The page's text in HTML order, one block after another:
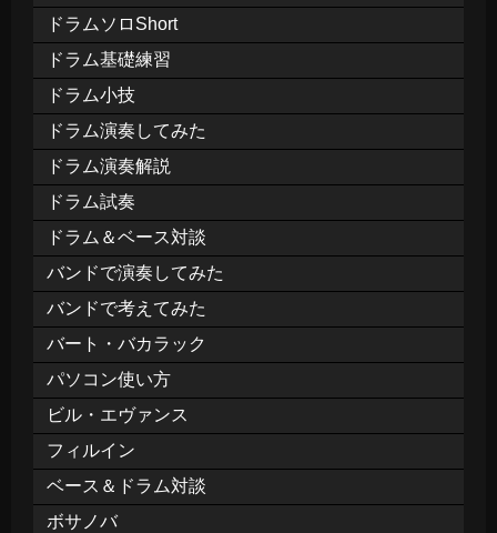
ドラムソロShort
ドラム基礎練習
ドラム小技
ドラム演奏してみた
ドラム演奏解説
ドラム試奏
ドラム＆ベース対談
バンドで演奏してみた
バンドで考えてみた
バート・バカラック
パソコン使い方
ビル・エヴァンス
フィルイン
ベース＆ドラム対談
ボサノバ